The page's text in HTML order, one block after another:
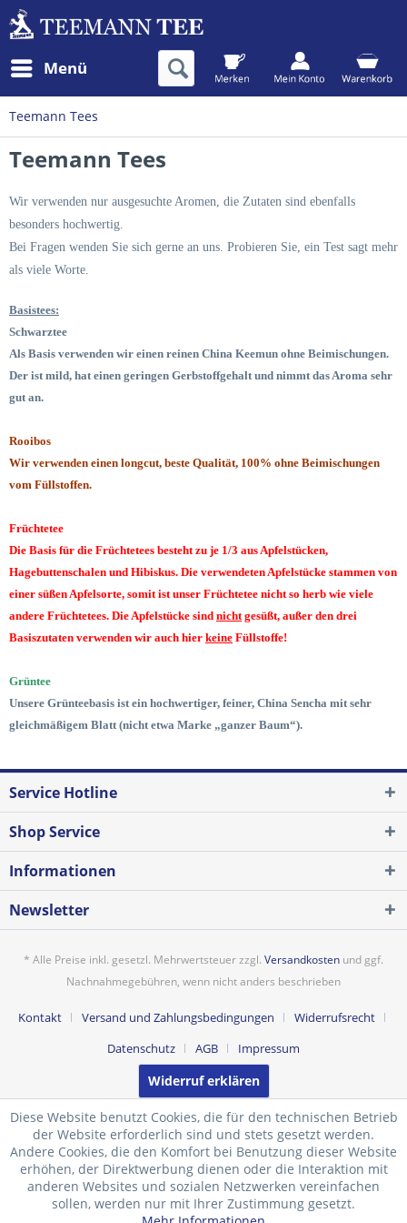
Menü
Teemann Tees
Teemann Tees
Wir verwenden nur ausgesuchte Aromen, die Zutaten sind ebenfalls
besonders hochwertig.
Bei Fragen wenden Sie sich gerne an uns. Probieren Sie, ein Test sagt mehr
als viele Worte.
Basistees:
Schwarztee
Als Basis verwenden wir einen reinen China Keemun ohne Beimischungen.
Der ist mild, hat einen geringen Gerbstoffgehalt und nimmt das Aroma sehr
gut an.
Rooibos
Wir verwenden einen longcut, beste Qualität, 100% ohne Beimischungen
vom Füllstoffen.
Früchtetee
Die Basis für die Früchtetees besteht zu je 1/3 aus Apfelstücken,
Hagebuttenschalen und Hibiskus. Die verwendeten Apfelstücke stammen von
einer süßen Apfelsorte, somit ist unser Früchtetee nicht so herb wie viele
andere Früchtetees. Die Apfelstücke sind nichtgesüßt, außer den drei
Basiszutaten verwenden wir auch hier keine Füllstoffe!
Grüntee
Unsere Grünteebasis ist ein hochwertiger, feiner, China Sencha mit sehr
gleichmäßigem Blatt (nicht etwa Marke „ganzer Baum“).
Service Hotline
Shop Service
Informationen
Newsletter
* Alle Preise inkl. gesetzl. Mehrwertsteuer zzgl. Versandkosten und ggf.
Nachnahmegebühren, wenn nicht anders beschrieben
Kontakt Versand und Zahlungsbedingungen
Widerrufsrecht
Datenschutz
AGB Impressum
Widerruf erklären
Diese Website benutzt Cookies, die für den technischen Betrieb
der Website erforderlich sind und stets gesetzt werden.
Andere Cookies, die den Komfort bei Benutzung dieser Website
erhöhen, der Direktwerbung dienen oder die Interaktion mit
anderen Websites und sozialen Netzwerken vereinfachen
sollen, werden nur mit Ihrer Zustimmung gesetzt.